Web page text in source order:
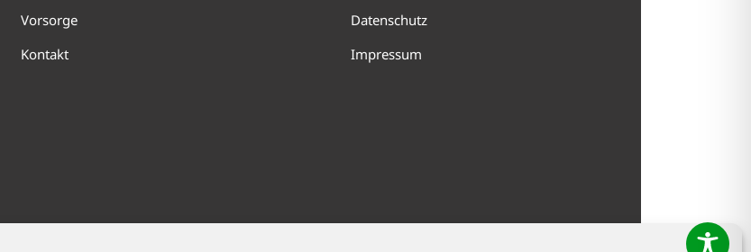
Vorsorge
Kontakt
Datenschutz
Impressum